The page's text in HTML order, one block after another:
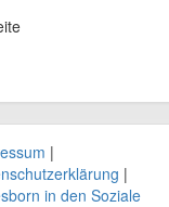
|
|
in den Soziale